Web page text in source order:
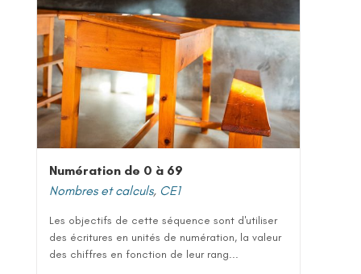
Numération de 0 à 69
Nombres et calculs, CE1
Les objectifs de cette séquence sont d'utiliser
des écritures en unités de numération, la valeur
des chiffres en fonction de leur rang...